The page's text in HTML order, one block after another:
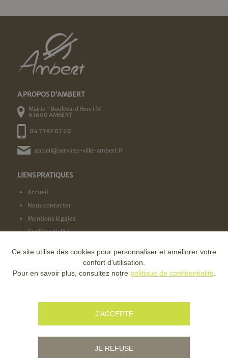
A PROPOS D'AMBERT
Mairie - Boulevard Henri IV
63600 AMBERT
04 73 82 07 60
accueil@services-ville-ambert.fr
LIENS PRATIQUES
Accueil
Nous contacter
Mentions légales
Confidentialité
NOS LABELS
Ce site utilise des cookies pour personnaliser et améliorer votre
confort d'utilisation.
Pour en savoir plus, consultez notre politique de confidentialité
J'ACCEPTE
JE REFUSE